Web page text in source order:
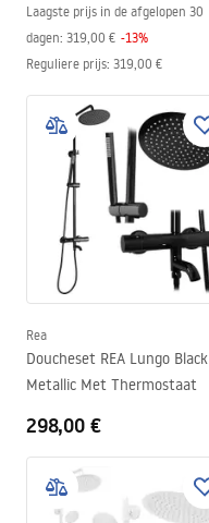
Laagste prijs in de afgelopen 30
dagen: 319,00 € -13%
Reguliere prijs: 319,00 €
Rea
Doucheset REA Lungo Black
Metallic Met Thermostaat
298,00 €